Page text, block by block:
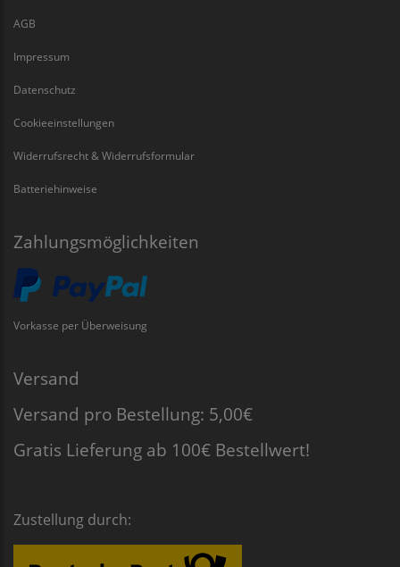
AGB
Impressum
Datenschutz
Cookieeinstellungen
Widerrufsrecht & Widerrufsformular
Batteriehinweise
Zahlungsmöglichkeiten
Vorkasse per Überweisung
Versand
Versand pro Bestellung: 5,00€
Gratis Lieferung ab 100€ Bestellwert!
Zustellung durch: